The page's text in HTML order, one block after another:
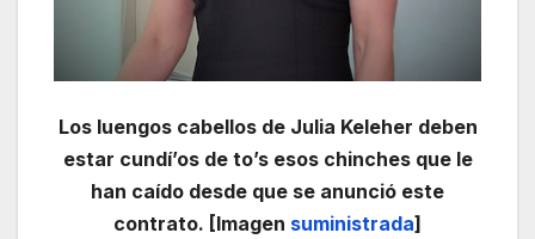
Los luengos cabellos de Julia Keleher deben
estar cundí’os de to’s esos chinches que le
han caído desde que se anunció este
contrato. [Imagen suministrada]